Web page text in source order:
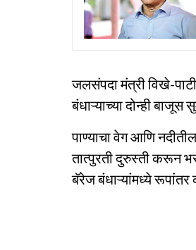
जलसंपदा मंत्री विखे-
बंधाऱ्याच्या दोन्ही
पाण्याचा वेग आणि
तात्पुरती दुरुस्ती करून
बॅरेज बंधाऱ्यांमध्ये रूपांतर